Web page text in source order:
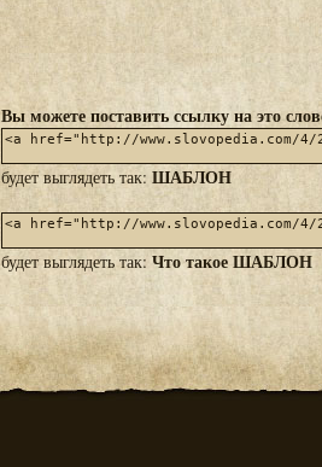
Вы можете поставить ссылку на это
будет выглядеть так: ШАБЛОН
будет выглядеть так: Что такое ШАБЛОН